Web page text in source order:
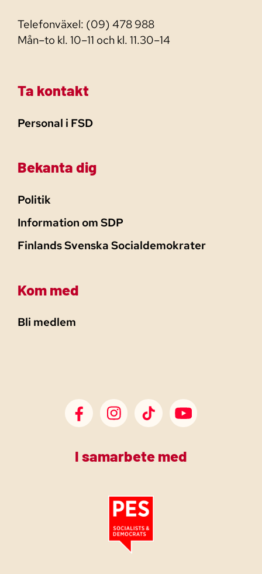
Telefonväxel: (09) 478 988
Mån–to kl. 10–11 och kl. 11.30–14
Ta kontakt
Personal i FSD
Bekanta dig
Politik
Information om SDP
Finlands Svenska Socialdemokrater
Kom med
Bli medlem
SDP Facebook
SDP Instagram
SDP TikTokSDP Youtube
I samarbete med